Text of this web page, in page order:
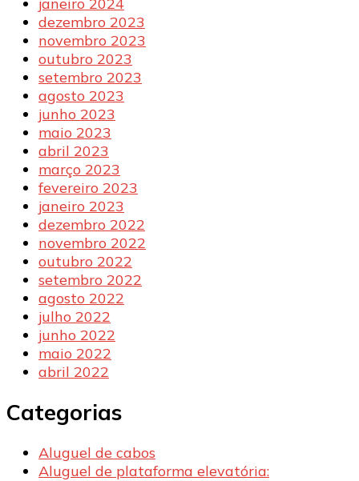
dezembro 2023
novembro 2023
outubro 2023
setembro 2023
agosto 2023
junho 2023
maio 2023
abril 2023
março 2023
fevereiro 2023
janeiro 2023
dezembro 2022
novembro 2022
outubro 2022
setembro 2022
agosto 2022
julho 2022
junho 2022
maio 2022
abril 2022
Categorias
Aluguel de cabos
Aluguel de plataforma elevatória: